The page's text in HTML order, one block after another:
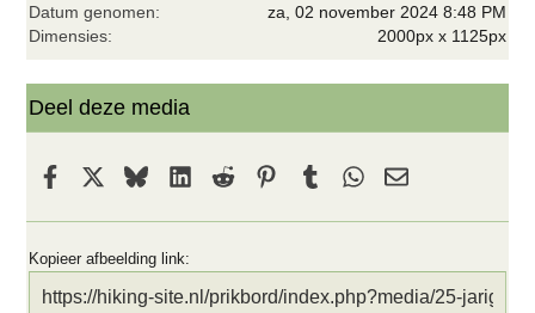
Datum genomen
za, 02 november 2024 8:48 PM
Dimensies
2000px x 1125px
Deel deze media
Facebook BlueskyLinkedInReddit PinterestTumblr WhatsApp
E-mail
Kopieer afbeelding link